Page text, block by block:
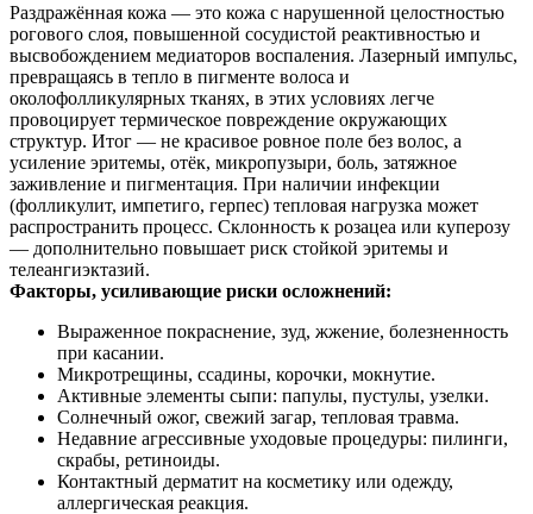
Раздражённая кожа — это кожа с нарушенной целостностью
рогового слоя, повышенной сосудистой реактивностью и
высвобождением медиаторов воспаления. Лазерный импульс,
превращаясь в тепло в пигменте волоса и
околофолликулярных тканях, в этих условиях легче
провоцирует термическое повреждение окружающих
структур. Итог — не красивое ровное поле без волос, а
усиление эритемы, отёк, микропузыри, боль, затяжное
заживление и пигментация. При наличии инфекции
(фолликулит, импетиго, герпес) тепловая нагрузка может
распространить процесс. Склонность к розацеа или куперозу
— дополнительно повышает риск стойкой эритемы и
телеангиэктазий.
Факторы, усиливающие риски осложнений:
Выраженное покраснение, зуд, жжение, болезненность
при касании.
Микротрещины, ссадины, корочки, мокнутие.
Активные элементы сыпи: папулы, пустулы, узелки.
Солнечный ожог, свежий загар, тепловая травма.
Недавние агрессивные уходовые процедуры: пилинги,
скрабы, ретиноиды.
Контактный дерматит на косметику или одежду,
аллергическая реакция.